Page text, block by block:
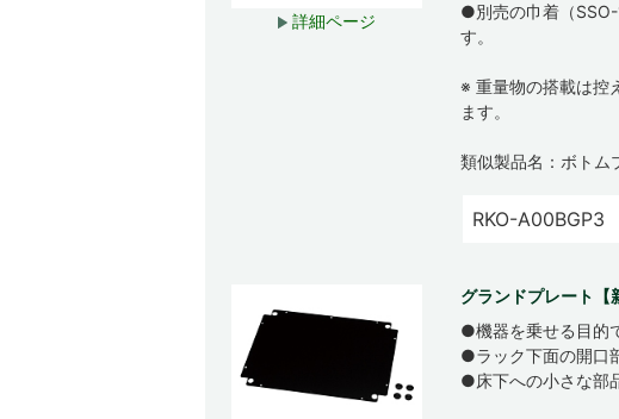
詳細ページ
●別売の巾着（SSO-
す。
※ 重量物の搭載は控
ます。
類似製品名：ボトム
RKO-A00BGP3
グランドプレート【
●機器を乗せる目的
●ラック下面の開口
●床下への小さな部